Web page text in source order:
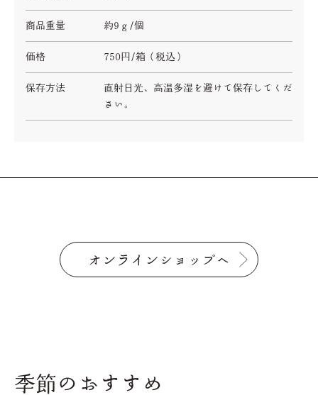
商品重量 約9ｇ/個
価格 750円/箱（税込）
保存方法
直射日光、高温多湿を避けて保存してくだ
さい。
オンラインショップへ
季節のおすすめ